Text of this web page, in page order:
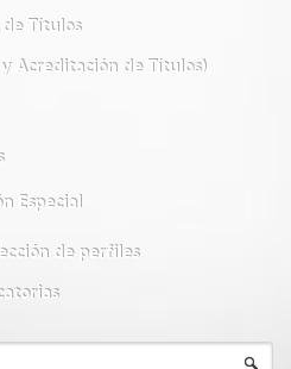
Títulos
Acreditación de Títulos)
Especial
de perfiles